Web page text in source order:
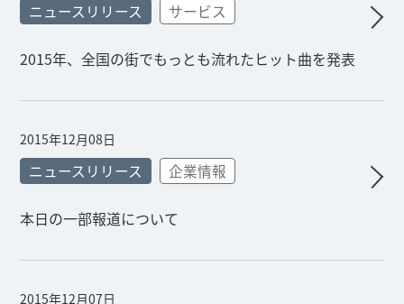
ニュースリリース サービス
2015年、全国の街でもっとも流れたヒット曲を発表
2015年12月08日
ニュースリリース 企業情報
本日の一部報道について
2015年12月07日